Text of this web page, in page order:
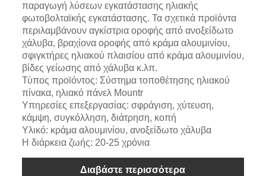
παραγωγή λύσεων εγκατάστασης ηλιακής
φωτοβολταϊκής εγκατάστασης. Τα σχετικά προϊόντα
περιλαμβάνουν αγκίστρια οροφής από ανοξείδωτο
χάλυβα, βραχίονα οροφής από κράμα αλουμινίου,
σφιγκτήρες ηλιακού πλαισίου από κράμα αλουμινίου,
βίδες γείωσης από χάλυβα κ.λπ.
Τύπος προϊόντος: Σύστημα τοποθέτησης ηλιακού
πίνακα, ηλιακό πάνελ Mountr
Υπηρεσίες επεξεργασίας: σφράγιση, χύτευση,
κάμψη, συγκόλληση, διάτρηση, κοπή
Υλικό: κράμα αλουμινίου, ανοξείδωτο χάλυβα
Η διάρκεια ζωής: 20-25 χρόνια
Διαβάστε περισσότερα